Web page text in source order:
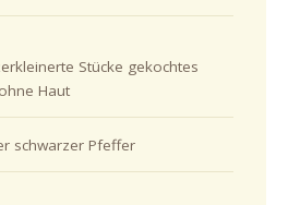
Stücke gekochtes
Haut
schwarzer Pfeffer